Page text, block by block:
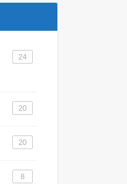
24
20
20
8